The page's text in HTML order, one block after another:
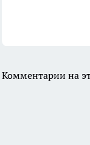
Комментарии на